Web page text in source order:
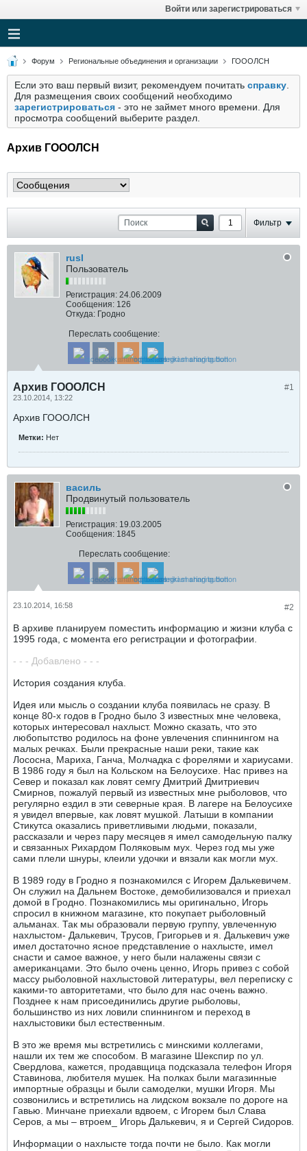
Войти или зарегистрироваться
Форум Региональные объединения и организации ГОООЛСН
Если это ваш первый визит, рекомендуем почитать справку
Для размещения своих сообщений необходимо
зарегистрироваться - это не займет много времени. Для
просмотра сообщений выберите раздел.
Архив ГОООЛСН
Фильтр
rusl
Пользователь
Регистрация: 24.06.2009
Сообщения: 126
Откуда: Гродно
Переслать сообщение:
#1
Архив ГОООЛСН
23.10.2014, 13:22
Архив ГОООЛСН
Метки: Нет
василь
Продвинутый пользователь
Регистрация: 19.03.2005
Сообщения: 1845
Переслать сообщение:
#2
23.10.2014, 16:58
В архиве планируем поместить информацию и жизни клуба с
1995 года, с момента его регистрации и фотографии.
- - - Добавлено - - -
История создания клуба.
Идея или мысль о создании клуба появилась не сразу. В
конце 80-х годов в Гродно было 3 известных мне человека,
которых интересовал нахлыст. Можно сказать, что это
любопытство родилось на фоне увлечения спиннингом на
малых речках. Были прекрасные наши реки, такие как
Лососна, Мариха, Ганча, Молчадка с форелями и хариусами.
В 1986 году я был на Кольском на Белоусихе. Нас привез на
Север и показал как ловят семгу Дмитрий Дмитриевич
Смирнов, пожалуй первый из известных мне рыболовов, что
регулярно ездил в эти северные края. В лагере на Белоусихе
я увидел впервые, как ловят мушкой. Латыши в компании
Стикутса оказались приветливыми людьми, показали,
рассказали и через пару месяцев я имел самодельную палку
и связанных Рихардом Поляковым мух. Через год мы уже
сами плели шнуры, клеили удочки и вязали как могли мух.
В 1989 году в Гродно я познакомился с Игорем Далькевичем.
Он служил на Дальнем Востоке, демобилизовался и приехал
домой в Гродно. Познакомились мы оригинально, Игорь
спросил в книжном магазине, кто покупает рыболовный
альманах. Так мы образовали первую группу, увлеченную
нахлыстом- Далькевич, Трусов, Григорьев и я. Далькевич уже
имел достаточно ясное представление о нахлысте, имел
снасти и самое важное, у него были налажены связи с
американцами. Это было очень ценно, Игорь привез с собой
массу рыболовной нахлыстовой литературы, вел переписку с
какими-то авторитетами, что было для нас очень важно.
Позднее к нам присоединились другие рыболовы,
большинство из них ловили спиннингом и переход в
нахлыстовики был естественным.
В это же время мы встретились с минскими коллегами,
нашли их тем же способом. В магазине Шекспир по ул.
Свердлова, кажется, продавщица подсказала телефон Игоря
Ставинова, любителя мушек. На полках были магазинные
импортные образцы и были самоделки, мушки Игоря. Мы
созвонились и встретились на лидском вокзале по дороге на
Гавью. Минчане приехали вдвоем, с Игорем был Слава
Серов, а мы – втроем_ Игорь Далькевич, я и Сергей Сидоров.
Информации о нахлысте тогда почти не было. Как могли